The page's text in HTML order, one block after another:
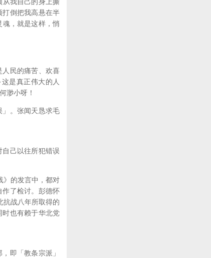
打倒把我高悬在半
魂，就是这样，悄
人民的痛苦、欢喜
这是真正伟大的人
渺小呀！
。张闻天恳求毛
己以往所犯错误
的发言中，都对
作了检讨。彭德怀
抗战八年所取得的
时也有赖于华北党
即「教条宗派」